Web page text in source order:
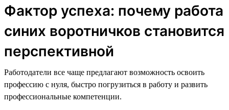
Фактор успеха: почему работа
синих воротничков становится
перспективной
Работодатели все чаще предлагают возможность освоить
профессию с нуля, быстро погрузиться в работу и развить
профессиональные компетенции.